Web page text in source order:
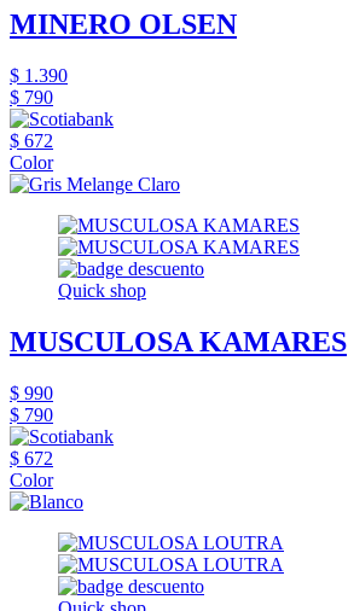
MINERO OLSEN
$ 1.390
$ 790
$ 672
Color
Quick shop
MUSCULOSA KAMARES
$ 990
$ 790
$ 672
Color